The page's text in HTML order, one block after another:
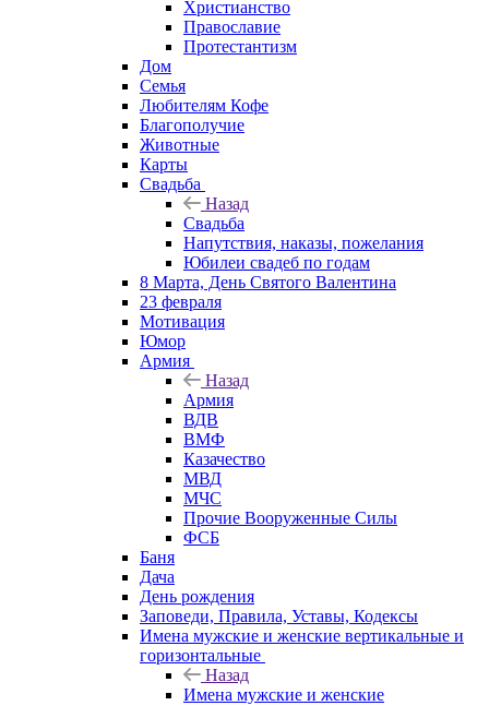
Христианство
Православие
Протестантизм
Дом
Семья
Любителям Кофе
Благополучие
Животные
Карты
Свадьба
Назад
Свадьба
Напутствия, наказы, пожелания
Юбилеи свадеб по годам
8 Марта, День Святого Валентина
23 февраля
Мотивация
Юмор
Армия
Назад
Армия
ВДВ
ВМФ
Казачество
МВД
МЧС
Прочие Вооруженные Силы
ФСБ
Баня
Дача
День рождения
Заповеди, Правила, Уставы, Кодексы
Имена мужские и женские вертикальные и
горизонтальные
Назад
Имена мужские и женские